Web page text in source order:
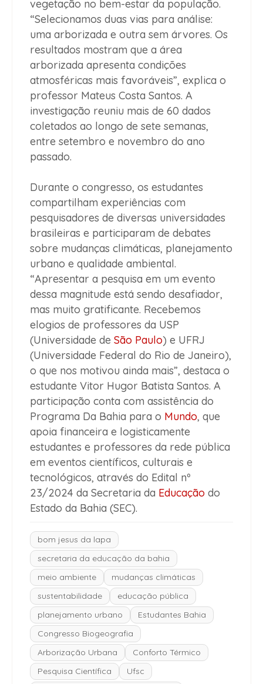
vegetação no bem-estar da população.
“Selecionamos duas vias para análise:
uma arborizada e outra sem árvores. Os
resultados mostram que a área
arborizada apresenta condições
atmosféricas mais favoráveis”, explica o
professor Mateus Costa Santos. A
investigação reuniu mais de 60 dados
coletados ao longo de sete semanas,
entre setembro e novembro do ano
passado.
Durante o congresso, os estudantes
compartilham experiências com
pesquisadores de diversas universidades
brasileiras e participaram de debates
sobre mudanças climáticas, planejamento
urbano e qualidade ambiental.
“Apresentar a pesquisa em um evento
dessa magnitude está sendo desafiador,
mas muito gratificante. Recebemos
elogios de professores da USP
(Universidade de São Paulo) e UFRJ
(Universidade Federal do Rio de Janeiro),
o que nos motivou ainda mais”, destaca o
estudante Vitor Hugor Batista Santos. A
participação conta com assistência do
Programa Da Bahia para o Mundo, que
apoia financeira e logisticamente
estudantes e professores da rede pública
em eventos científicos, culturais e
tecnológicos, através do Edital nº
23/2024 da Secretaria da Educação do
Estado da Bahia (SEC).
bom jesus da lapa
secretaria da educação da bahia
meio ambiente
mudanças climáticas
sustentabilidade
educação pública
planejamento urbano
Estudantes Bahia
Congresso Biogeografia
Arborização Urbana
Conforto Térmico
Pesquisa Científica
Ufsc